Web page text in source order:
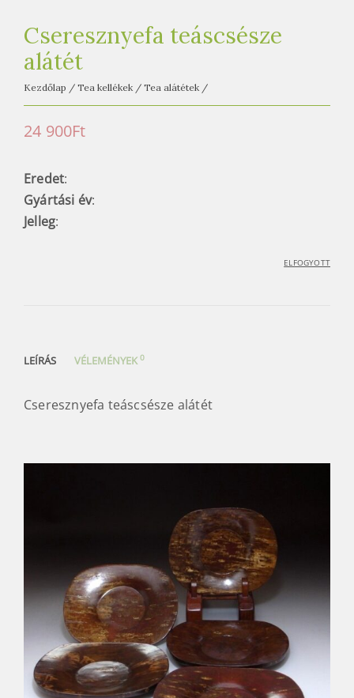
t
e
a
h
á
z
Cseresznyefa teáscsésze
alátét
Kezdőlap / Tea kellékek / Tea alátétek /
24 900Ft
Eredet:
Gyártási év:
Jelleg:
ELFOGYOTT
LEÍRÁS VÉLEMÉNYEK0
Cseresznyefa teáscsésze alátét